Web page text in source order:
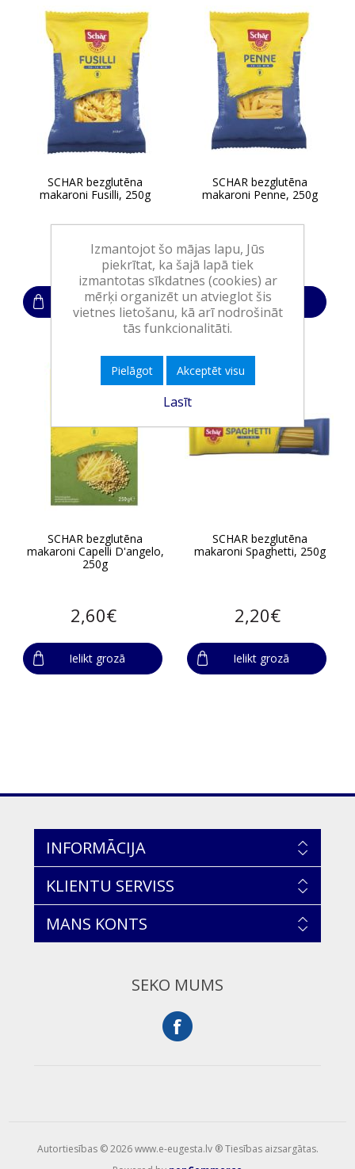
SCHAR bezglutēna
makaroni Fusilli, 250g
2,20€
Ielikt grozā
SCHAR bezglutēna
makaroni Penne, 250g
2,20€
Ielikt grozā
SCHAR bezglutēna
makaroni Capelli D'angelo,
250g
2,60€
Ielikt grozā
SCHAR bezglutēna
makaroni Spaghetti, 250g
2,20€
Ielikt grozā
INFORMĀCIJA
KLIENTU SERVISS
MANS KONTS
SEKO MUMS
Autortiesības © 2026 www.e-eugesta.lv ® Tiesības aizsargātas.
Izmantojot šo mājas lapu, Jūs
piekrītat, ka šajā lapā tiek
izmantotas sīkdatnes (cookies) ar
mērķi organizēt un atvieglot šis
vietnes lietošanu, kā arī nodrošināt
tās funkcionalitāti.
Pielāgot Akceptēt visu
Lasīt